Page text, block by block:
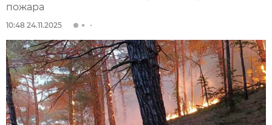
пожара
10:48 24.11.2025